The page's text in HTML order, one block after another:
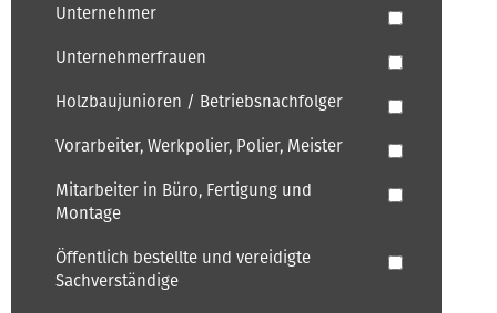
Unternehmer
Unternehmerfrauen
Holzbaujunioren / Betriebsnachfolger
Vorarbeiter, Werkpolier, Polier, Meister
Mitarbeiter in Büro, Fertigung und
Montage
Öffentlich bestellte und vereidigte
Sachverständige